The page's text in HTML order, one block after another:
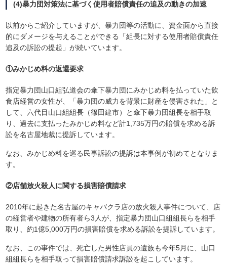
(4)暴力団対策法に基づく使用者賠償責任の追及の動きの加速
以前からご紹介していますが、暴力団等の活動に、資金面から直接
的にダメージを与えることができる「組長に対する使用者賠償責任
追及の訴訟の提起」が続いています。
①みかじめ料の返還要求
指定暴力団山口組弘道会の傘下暴力団にみかじめ料を払っていた飲
食店経営の女性が、「暴力団の威力を背景に財産を侵害された」と
して、六代目山口組組長（篠田建市）と傘下暴力団組長を相手取
り、過去に支払ったみかじめ料など計1,735万円の賠償を求める訴
訟を名古屋地裁に提訴しています。
なお、みかじめ料を巡る民事訴訟の提訴は本事例が初めてとなりま
す。
②店舗放火殺人に関する損害賠償請求
2010年に起きた名古屋のキャバクラ店の放火殺人事件について、店
の経営者や建物の所有者ら3人が、指定暴力団山口組組長らを相手
取り、約1億5,000万円の損害賠償を求める訴訟を提訴しています。
なお、この事件では、死亡した男性店員の遺族も今年5月に、山口
組組長らを相手取って損害賠償請求訴訟を起こしています。